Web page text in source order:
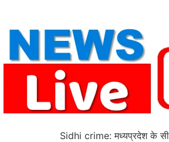
content
Sidhi crime: मध्यप्रदेश के